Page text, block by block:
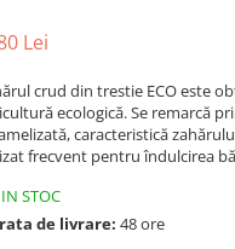
Lei
crud din trestie ECO este
ecologică. Se remarcă
caracteristică
frecvent pentru îndulcirea
IN STOC
de livrare: 48 ore